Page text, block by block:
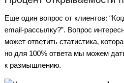
Еще один вопрос от клиентов:
email-рассылку?”. Вопрос
может ответить статистика,
но для 100% ответа мы можем
к размышлению.